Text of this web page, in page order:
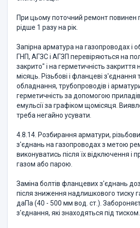
При цьому поточний ремонт повинен
рідше 1 разу на рік.
Запірна арматура на газопроводах і
ГНП, АГЗС і АГЗП перевіряються на
закрито" і на герметичність закриття
місяць. Різьбові і фланцеві з'єднання
обладнання, трубопроводів і
герметичність за допомогою
емульсії за графіком щомісяця.
треба негайно усувати.
4.8.14. Розбирання арматури,
з'єднань на газопроводах з метою
виконуватись після їх відключення і
газом або парою.
Заміна болтів фланцевих з'єднань
після зниження надлишкового тиску
даПа (40 - 500 мм вод. ст.).
з'єднання, які знаходяться під тиском.